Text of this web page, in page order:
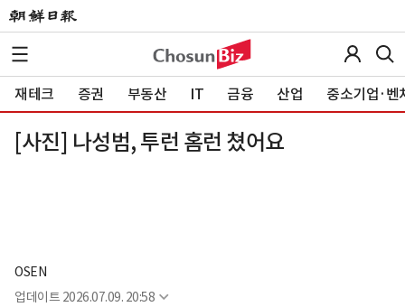
재테크 증권 부동산 IT 금융 산업 중소기업·벤
[사진] 나성범, 투런 홈런 쳤어요
OSEN
업데이트 2026.07.09. 20:58